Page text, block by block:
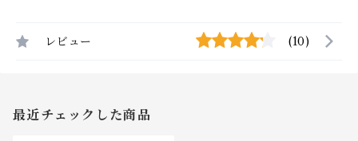
レビュー (10)
最近チェックした商品